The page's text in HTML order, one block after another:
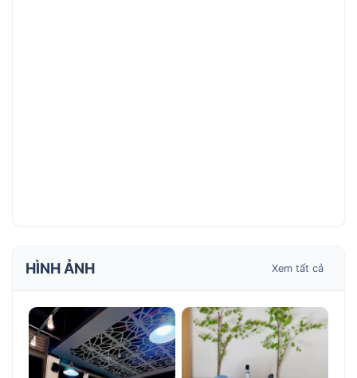
HÌNH ẢNH Xem tất cả